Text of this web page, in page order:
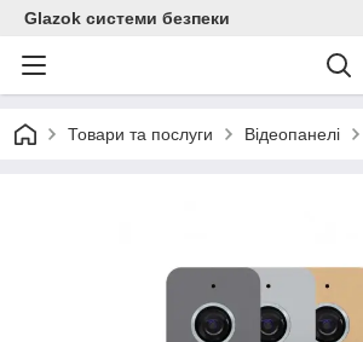
Glazok системи безпеки
Товари та послуги Відеопанелі